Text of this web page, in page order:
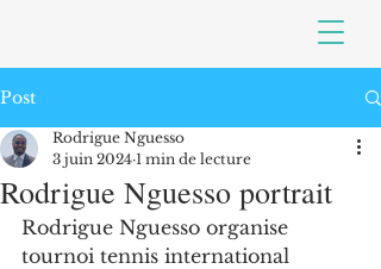
Post
Rodrigue Nguesso portrait
Rodrigue Nguesso
3 juin 2024 1 min de lecture
Rodrigue Nguesso organise
tournoi tennis international